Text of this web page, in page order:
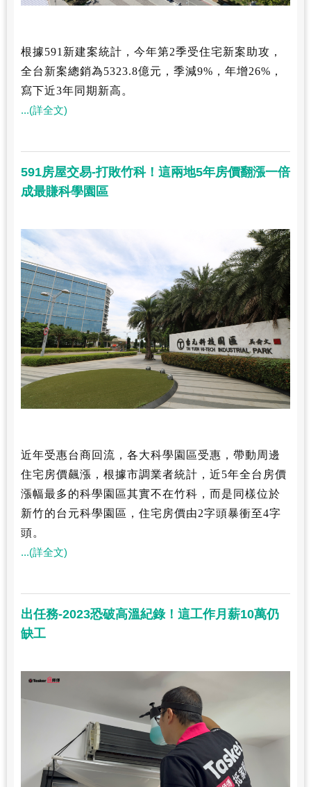
根據591新建案統計，今年第2季受住宅新案助攻，
全台新案總銷為5323.8億元，季減9%，年增26%，
寫下近3年同期新高。
...(詳全文)
591房屋交易-打敗竹科！這兩地5年房價翻漲一倍
成最賺科學園區
近年受惠台商回流，各大科學園區受惠，帶動周邊
住宅房價飆漲，根據市調業者統計，近5年全台房價
漲幅最多的科學園區其實不在竹科，而是同樣位於
新竹的台元科學園區，住宅房價由2字頭暴衝至4字
頭。
...(詳全文)
出任務-2023恐破高溫紀錄！這工作月薪10萬仍
缺工